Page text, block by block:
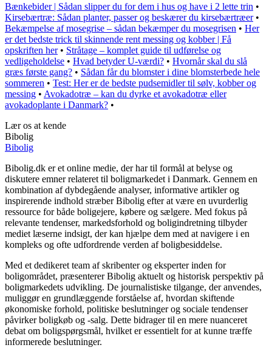
Bænkebider | Sådan slipper du for dem i hus og have i 2 lette trin •
Kirsebærtræ: Sådan planter, passer og beskærer du kirsebærtræer•
Bekæmpelse af mosegrise – sådan bekæmper du mosegrisen • Her
er det bedste trick til skinnende rent messing og kobber | Få
opskriften her• Stråtage – komplet guide til udførelse og
vedligeholdelse • Hvad betyder U-værdi? • Hvornår skal du slå
græs første gang? • Sådan får du blomster i dine blomsterbede hele
sommeren • Test: Her er de bedste pudsemidler til sølv, kobber og
messing • Avokadotræ – kan du dyrke et avokadotræ eller
avokadoplante i Danmark? •
Lær os at kende
Bibolig
Bibolig
Bibolig.dk er et online medie, der har til formål at belyse og
diskutere emner relateret til boligmarkedet i Danmark. Gennem en
kombination af dybdegående analyser, informative artikler og
inspirerende indhold stræber Bibolig efter at være en uvurderlig
ressource for både boligejere, købere og sælgere. Med fokus på
relevante tendenser, markedsforhold og boligindretning tilbyder
mediet læserne indsigt, der kan hjælpe dem med at navigere i en
kompleks og ofte udfordrende verden af boligbesiddelse.
Med et dedikeret team af skribenter og eksperter inden for
boligområdet, præsenterer Bibolig aktuelt og historisk perspektiv på
boligmarkedets udvikling. De journalistiske tilgange, der anvendes,
muliggør en grundlæggende forståelse af, hvordan skiftende
økonomiske forhold, politiske beslutninger og sociale tendenser
påvirker boligkøb og -salg. Dette bidrager til en mere nuanceret
debat om boligspørgsmål, hvilket er essentielt for at kunne træffe
informerede beslutninger.